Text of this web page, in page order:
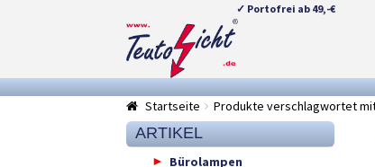
✓ Portofrei ab 49,-€
Zur
Navigation
springen
Springe
zum
Startseite
Produkte verschlagwortet
ARTIKEL
Bürolampen